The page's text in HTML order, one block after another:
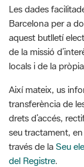
Les dades
Barcelona per a
aquest butlletí
de la missió
locals i de la
Així mateix, us
transferència de
drets d’accés,
seu tractament,
través de la Seu
del Registre.